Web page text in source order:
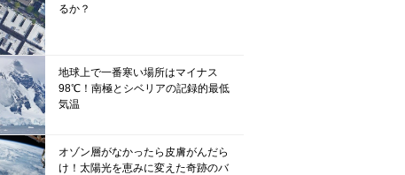
るか？
地球上で一番寒い場所はマイナス
98℃！南極とシベリアの記録的最低
気温
オゾン層がなかったら皮膚がんだら
け！太陽光を恵みに変えた奇跡のバ